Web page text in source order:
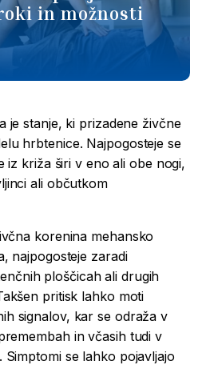
in možnosti
je stanje, ki prizadene živčne
hrbtenice. Najpogosteje se
iz križa širi v eno ali obe nogi,
ali občutkom
korenina mehansko
najpogosteje zaradi
ploščicah ali drugih
pritisk lahko moti
signalov, kar se odraža v
in včasih tudi v
Simptomi se lahko pojavljajo